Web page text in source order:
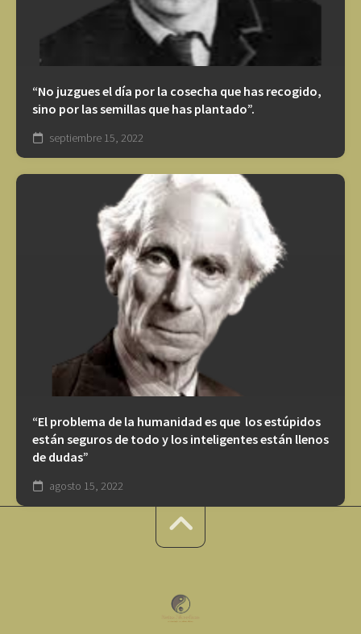
“No juzgues el día por la cosecha que has recogido,
sino por las semillas que has plantado”.
septiembre 15, 2022
“El problema de la humanidad es que los estúpidos
están seguros de todo y los inteligentes están llenos
de dudas”
agosto 15, 2022